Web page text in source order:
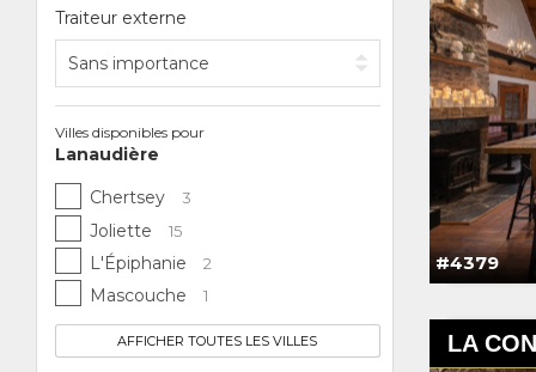
Traiteur externe
Villes disponibles pour
Lanaudière
Chertsey
3
Joliette 15
L'Épiphanie 2
Mascouche 1
AFFICHER TOUTES LES VILLES
#4379
LA